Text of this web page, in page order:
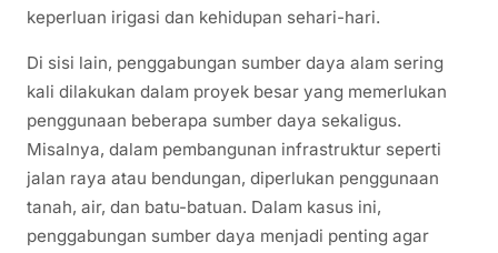
keperluan irigasi dan kehidupan sehari-hari.
Di sisi lain, penggabungan sumber daya alam sering
kali dilakukan dalam proyek besar yang memerlukan
penggunaan beberapa sumber daya sekaligus.
Misalnya, dalam pembangunan infrastruktur seperti
jalan raya atau bendungan, diperlukan penggunaan
tanah, air, dan batu-batuan. Dalam kasus ini,
penggabungan sumber daya menjadi penting agar